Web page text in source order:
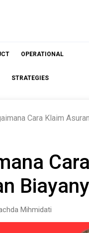
OPERATIONAL
STRATEGIES
Cara Klaim
Mihmidati